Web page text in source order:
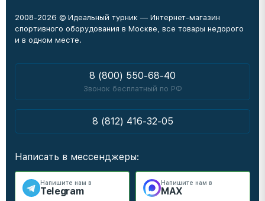
2008-2026 © Идеальный турник — Интернет-магазин
спортивного оборудования в Москве, все товары недорого
и в одном месте.
8 (800) 550-68-40
Звонок бесплатный по РФ
8 (812) 416-32-05
Написать в мессенджеры:
Напишите нам в
Telegram
Напишите нам в
MAX